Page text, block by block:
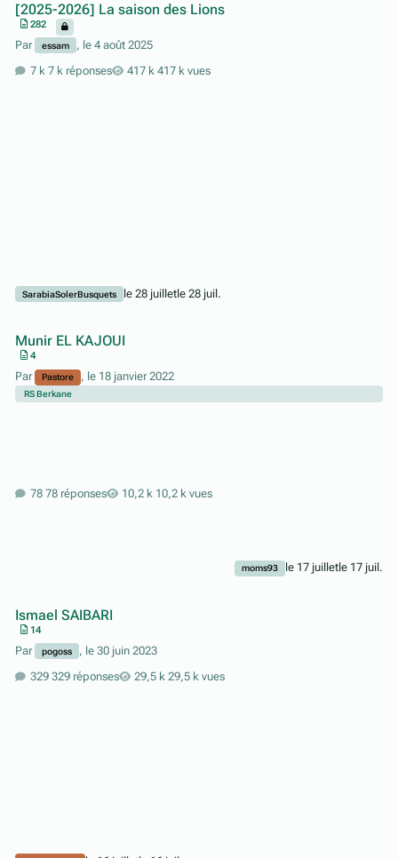
[2025-2026] La saison des Lions
282
Par essam , le 4 août 2025
7 k réponses
417 k vues
SarabiaSolerBusquets le 28 juilletle 28 juil.
Munir EL KAJOUI
4
Par Pastore , le 18 janvier 2022
RS Berkane
78 réponses 10,2 k vues
moms93 le 17 juilletle 17 juil.
Ismael SAIBARI
14
Par pogoss , le 30 juin 2023
329 réponses
29,5 k vues